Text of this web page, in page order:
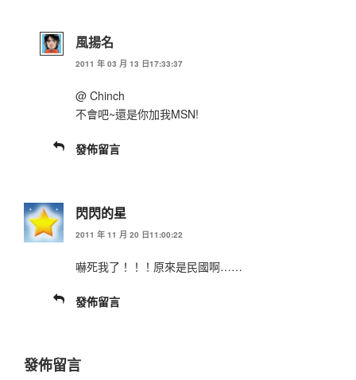
風揚名
2011 年 03 月 13 日17:33:37
@ Chinch
不會吧~還是你加我MSN!
發佈留言
閃閃的星
2011 年 11 月 20 日11:00:22
嚇死我了！！！原來是民國啊……
發佈留言
發佈留言